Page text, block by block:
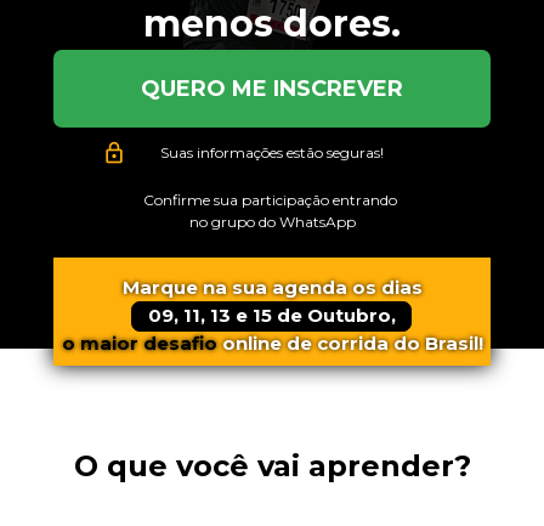
menos dores.
QUERO ME INSCREVER
Suas informações estão seguras!
Confirme sua participação entrando
no grupo do WhatsApp
Marque na sua agenda os dias
09, 11, 13 e 15 de Outubro,
o maior desafio online de corrida do Brasil!
O que você vai aprender?